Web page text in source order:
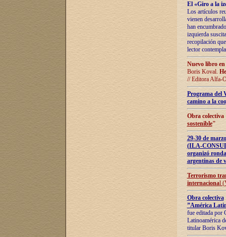
El «Giro a la
Los artículos
vienen
han
izquierda
recopilación
lector
Nuevo libro
Boris Koval.
// Editora Alfa-
Programa del
camino a la
Obra
sostenible"
29-30 de
(ILA-
organizó
argentinas de
Terrorismo
internacional
Obra colectiva
”América
fue editada por
Latinoamérica
titular Boris